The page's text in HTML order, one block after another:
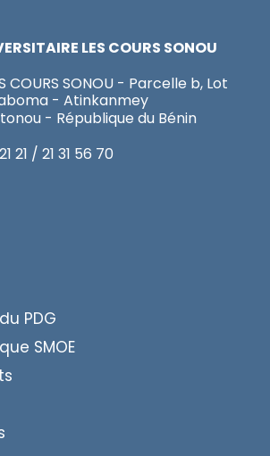
LES COURS SONOU
COURS SONOU - Parcelle b, Lot
- Atinkanmey
- République du Bénin
21 / 21 31 56 70
PDG
SMOE